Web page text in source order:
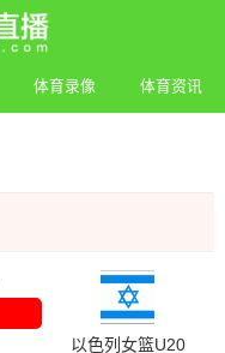
体育录像 体育资讯
以色列女篮U20